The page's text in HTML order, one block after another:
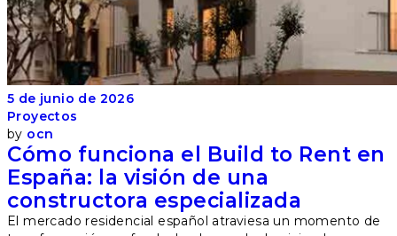
5 de junio de 2026
Proyectos
by ocn
Cómo funciona el Build to Rent en
España: la visión de una
constructora especializada
El mercado residencial español atraviesa un momento de